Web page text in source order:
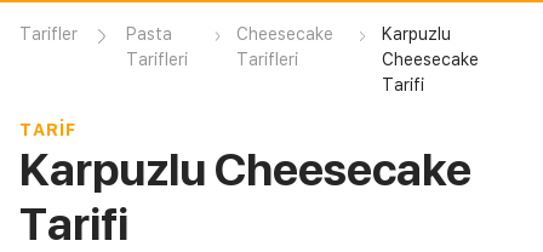
Tarifler
Pasta
Tarifleri
Cheesecake
Tarifleri
Karpuzlu
Cheesecake
Tarifi
TARIF
Karpuzlu Cheesecake
Tarifi